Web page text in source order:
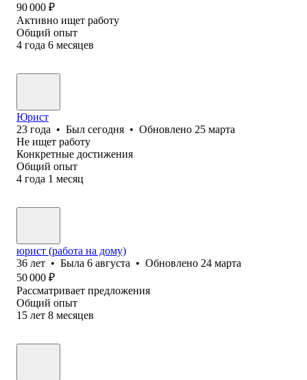
90 000 ₽
Активно ищет работу
Общий опыт
4 года 6 месяцев
Юрист
23 года • Был сегодня • Обновлено 25 марта
Не ищет работу
Конкретные достижения
Общий опыт
4 года 1 месяц
юрист (работа на дому)
36 лет • Была 6 августа • Обновлено 24 марта
50 000 ₽
Рассматривает предложения
Общий опыт
15 лет 8 месяцев